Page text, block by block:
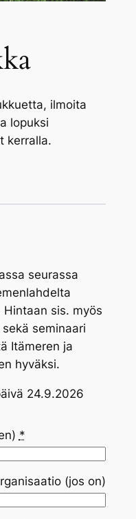
ilmoita
lopuksi
kerralla.
seurassa
sis. myös
seminaari
Itämeren ja
hyväksi.
24.9.2026
*
(jos on)